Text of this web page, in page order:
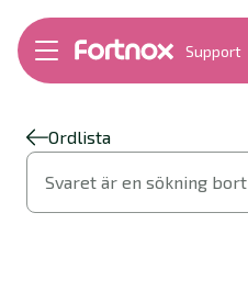
Support
Bokföring
Fakturering
Byt till Fortnox
Felsökning
Ordlista
Svaret är en sökning bort